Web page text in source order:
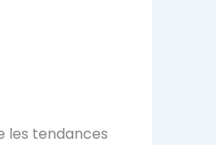
les tendances